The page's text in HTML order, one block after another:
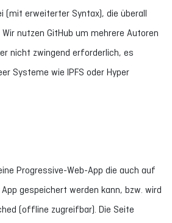
(mit erweiterter Syntax), die überall
nutzen GitHub um mehrere Autoren
nicht zwingend erforderlich, es
Systeme wie IPFS oder Hyper
Progressive-Web-App die auch auf
gespeichert werden kann, bzw. wird
(offline zugreifbar). Die Seite